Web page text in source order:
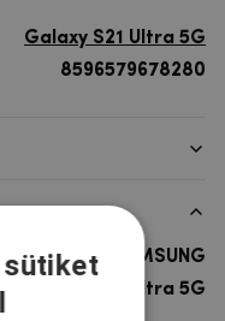
Galaxy S21 Ultra 5G
8596579678280
SAMSUNG
Galaxy S21 Ultra 5G
sütiket